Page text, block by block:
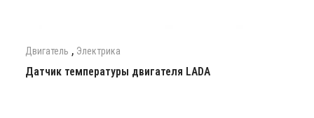
Двигатель , Электрика
Датчик температуры двигателя LADA